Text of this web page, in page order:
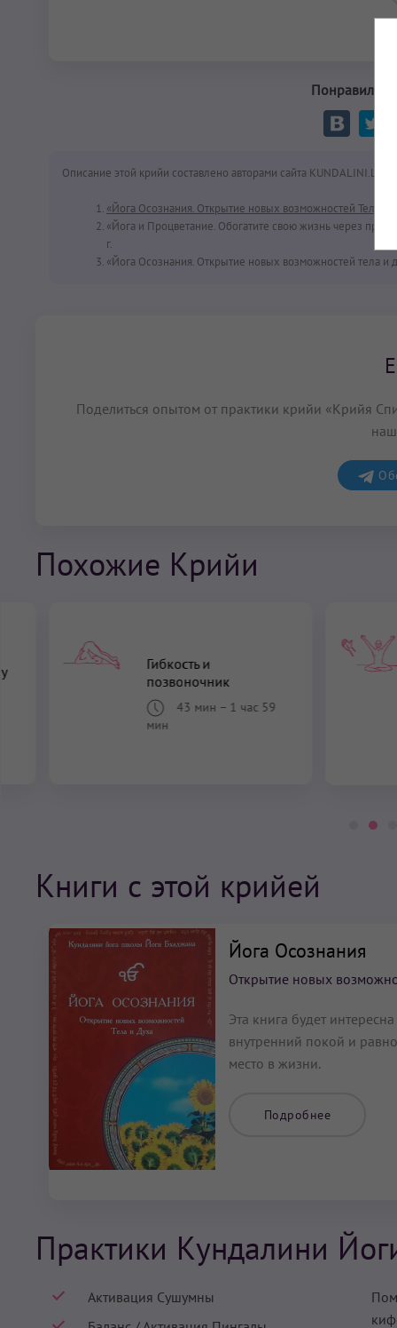
Понравилась
Описание этой крийи составлено авторами сайта
«Йога Осознания. Открытие новых возможностей Тела и
«Йога и Процветание. Обогатите свою жизнь через
г.
«Йога Осознания. Открытие новых возможностей тела и
Поделиться опытом от практики крийи «Крийя
Похожие Крийи
ПО ПОДПИСКЕ
Крийя «Подъем
Энергии»
Книги с этой крийей
Йога Осознания
Открытие новых
Эта книга будет
внутренний покой и
место в жизни.
Подробнее
Практики Кундалини
Активация Сушумны